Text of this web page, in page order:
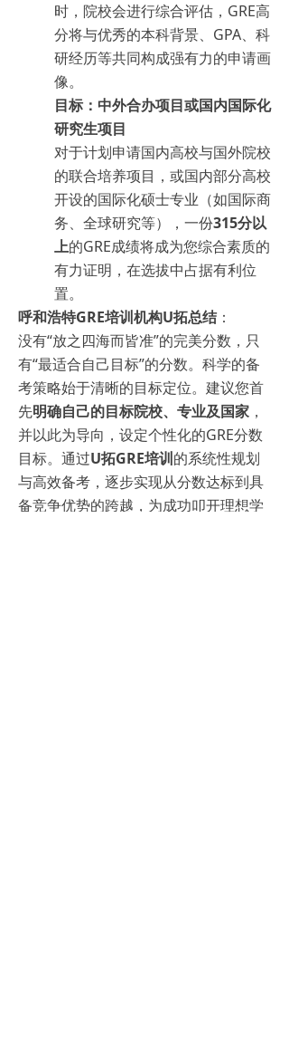
时，院校会进行综合评估，GRE高
分将与优秀的本科背景、GPA、科
研经历等共同构成强有力的申请画
像。
目标：中外合办项目或国内国际化
研究生项目
对于计划申请国内高校与国外院校
的联合培养项目，或国内部分高校
开设的国际化硕士专业（如国际商
务、全球研究等），一份315分以
上的GRE成绩将成为您综合素质的
有力证明，在选拔中占据有利位
置。
呼和浩特GRE培训机构U拓总结：
没有“放之四海而皆准”的完美分数，只
有“最适合自己目标”的分数。科学的备
考策略始于清晰的目标定位。建议您首
先明确自己的目标院校、专业及国家 ，
并以此为导向，设定个性化的GRE分数
目标。通过U拓GRE培训的系统性规划
与高效备考，逐步实现从分数达标到具
备竞争优势的跨越，为成功叩开理想学